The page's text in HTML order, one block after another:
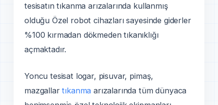
tesisatın tıkanma arızalarında kullanmış
olduğu Özel robot cihazları sayesinde giderler
%100 kırmadan dökmeden tıkanıklığı
açmaktadır.
Yoncu tesisat logar, pisuvar, pimaş,
mazgallartıkanma arızalarında tüm dünyaca